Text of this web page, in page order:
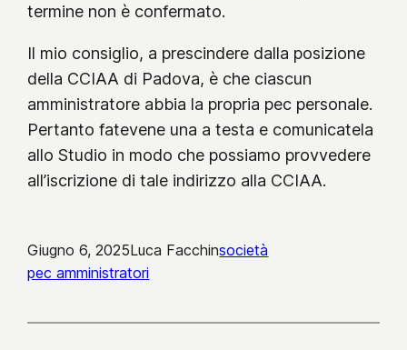
termine non è confermato.
Il mio consiglio, a prescindere dalla posizione
della CCIAA di Padova, è che ciascun
amministratore abbia la propria pec personale.
Pertanto fatevene una a testa e comunicatela
allo Studio in modo che possiamo provvedere
all’iscrizione di tale indirizzo alla CCIAA.
Giugno 6, 2025Luca Facchinsocietà
pec amministratori